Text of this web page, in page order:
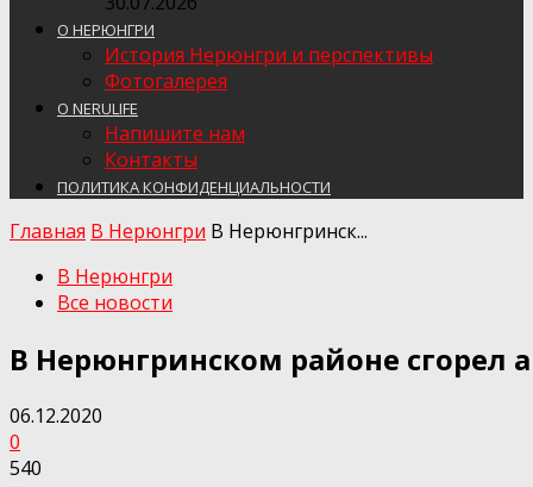
О НЕРЮНГРИ
История Нерюнгри и перспективы
Фотогалерея
О NERULIFE
Напишите нам
Контакты
ПОЛИТИКА КОНФИДЕНЦИАЛЬНОСТИ
Главная В Нерюнгри В Нерюнгринск...
В Нерюнгри
Все новости
В Нерюнгринском районе сгорел
06.12.2020
0
540